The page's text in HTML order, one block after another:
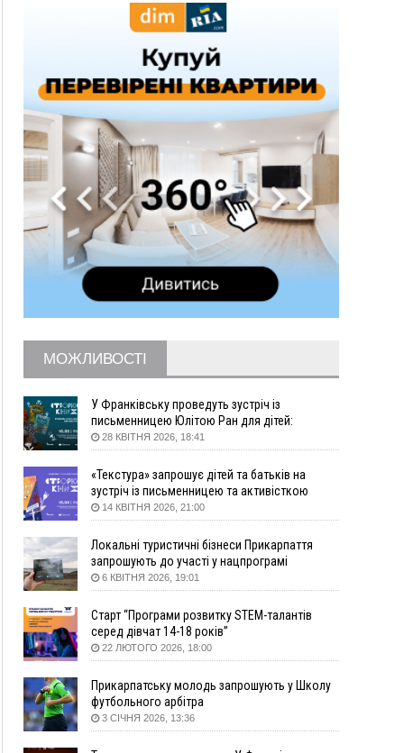
"Оберегу" дані про чоловіків 18–60 років
Водійка, яку на Сухомлинського побив інший
керманич, відмовилася від обвинувачення —
справу закрили
10:45
У Франківську, Коломиї, Долині та Яремче 6
10:02
Змушував надсилати інтимні фото: на
Прикарпатті затримали підозрюваного у
розбещенні малолітньої
АМКУ розпочав справу проти Гвіздецької
селищної ради через різні ставки земельного
податку
Синоптики попереджають про значний дощ на
Прикарпатті до кінця п'ятниці
Нафтогазову площу на межі Прикарпаття та
Львівщини повторно виставили на аукціон за
Вчора
18:46 ФОТО У Польщі невідомі скоїли наругу над
могилою УПА
17:45
Сили оборони уразила Ярославський НПЗ та
кораблі берегової охорони фсб у Керчі
побачать далеко за межами Коломиї
16:42
Поблизу Франківська п'яний на Chevrolet
втікав від поліції
16:27
На Прикарпатті триває декларування
вогнепальної зброї: уже зареєстровано 282
одиниці
отримали рекомендації до зарахування на
бакалаврат у ВНЗ
15:28
Кілька вулиць у Долині тимчасово залишаться
без газу
15:02
ФОТО У Старуні відбулася Патріарша проща
14:35
Не знає англійську на достатньому рівні.
МОЖЛИВОСТІ
У Франківську проведуть зустріч із
письменницею Юлітою Ран для дітей:
говоритимуть про серію книг про Мавку
28 КВІТНЯ 2026, 18:41
«Текстура» запрошує дітей та батьків на
зустріч із письменницею та активісткою
Анною Повх
14 КВІТНЯ 2026, 21:00
Локальні туристичні бізнеси Прикарпаття
запрошують до участі у нацпрограмі
«Подорож до себе»
6 КВІТНЯ 2026, 19:01
Старт “Програми розвитку STEM-талантів
серед дівчат 14-18 років”
22 ЛЮТОГО 2026, 18:00
Прикарпатську молодь запрошують у Школу
футбольного арбітра
3 СІЧНЯ 2026, 13:36